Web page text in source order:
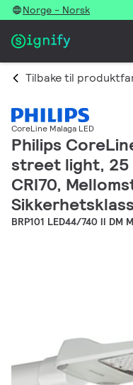
Norge - Norsk
Tilbake til
CoreLine Malaga LED
Philips
street light, 25
CRI70,
BRP101 LED44/740 II DM